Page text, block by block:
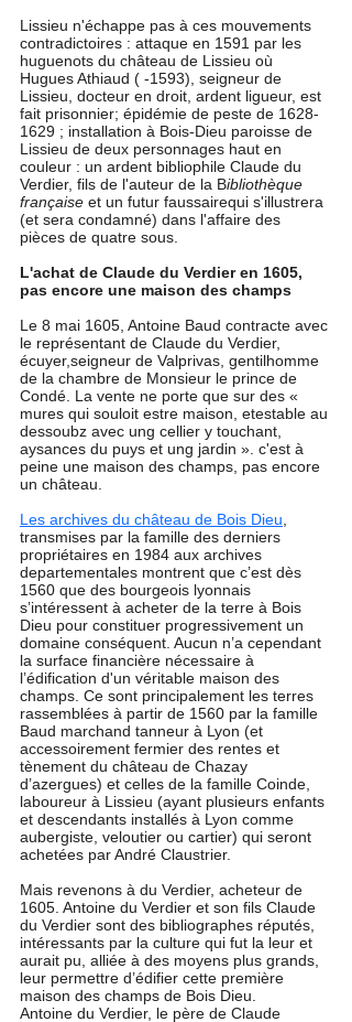
Lissieu n'échappe pas à ces mouvements
contradictoires : attaque en 1591 par les
huguenots du château de Lissieu où
Hugues Athiaud ( -1593), seigneur de
Lissieu, docteur en droit, ardent ligueur, est
fait prisonnier; épidémie de peste de 1628-
1629 ; installation à Bois-Dieu paroisse de
Lissieu de deux personnages haut en
couleur : un ardent bibliophile Claude du
Verdier, fils de l'auteur de la Bibliothèque
française et un futur faussairequi s'illustrera
(et sera condamné) dans l'affaire des
pièces de quatre sous.
L'achat de Claude du Verdier en 1605,
pas encore une maison des champs
Le 8 mai 1605, Antoine Baud contracte avec
le représentant de Claude du Verdier,
écuyer,seigneur de Valprivas, gentilhomme
de la chambre de Monsieur le prince de
Condé. La vente ne porte que sur des «
mures qui souloit estre maison, etestable au
dessoubz avec ung cellier y touchant,
aysances du puys et ung jardin ». c'est à
peine une maison des champs, pas encore
un château.
Les archives du château de Bois Dieu
transmises par la famille des derniers
propriétaires en 1984 aux archives
departementales montrent que c’est dès
1560 que des bourgeois lyonnais
s’intéressent à acheter de la terre à Bois
Dieu pour constituer progressivement un
domaine conséquent. Aucun n’a cependant
la surface financière nécessaire à
l’édification d'un véritable maison des
champs. Ce sont principalement les terres
rassemblées à partir de 1560 par la famille
Baud marchand tanneur à Lyon (et
accessoirement fermier des rentes et
tènement du château de Chazay
d’azergues) et celles de la famille Coinde,
laboureur à Lissieu (ayant plusieurs enfants
et descendants installés à Lyon comme
aubergiste, veloutier ou cartier) qui seront
achetées par André Claustrier.
Mais revenons à du Verdier, acheteur de
1605. Antoine du Verdier et son fils Claude
du Verdier sont des bibliographes réputés,
intéressants par la culture qui fut la leur et
aurait pu, alliée à des moyens plus grands,
leur permettre d’édifier cette première
maison des champs de Bois Dieu.
Antoine du Verdier, le père de Claude